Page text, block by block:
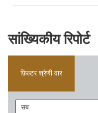
सांख्यिकीय रिपोर्ट
फ़िल्टर श्रेणी वार